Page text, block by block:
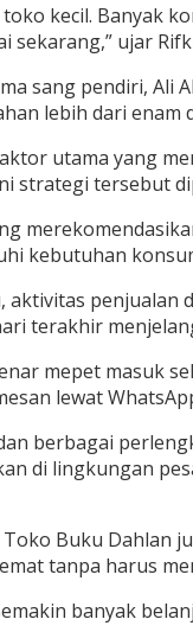
kecil. Banyak
ujar
sang pendiri,
lebih dari enam
utama yang
strategi tersebut
kebutuhan
penjualan
terakhir
mepet masuk
lewat
berbagai
di lingkungan
Buku Dahlan
tanpa harus
banyak